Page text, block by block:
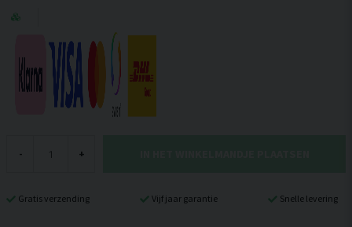
- +
Gratis verzending Vijf jaar garantie Snelle levering